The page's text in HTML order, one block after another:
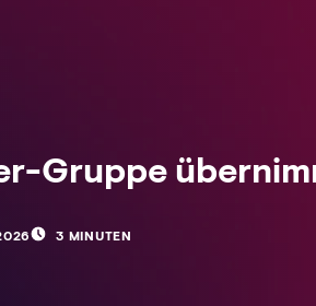
Gruppe
3 MINUTEN